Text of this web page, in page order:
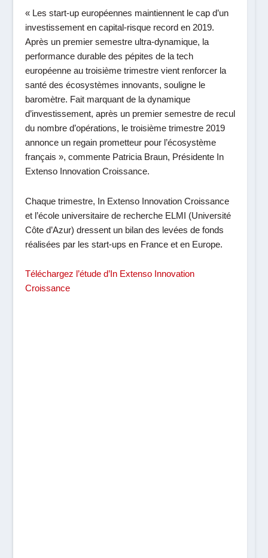
« Les start-up européennes maintiennent le cap d’un
investissement en capital-risque record en 2019.
Après un premier semestre ultra-dynamique, la
performance durable des pépites de la tech
européenne au troisième trimestre vient renforcer la
santé des écosystèmes innovants, souligne le
baromètre. Fait marquant de la dynamique
d’investissement, après un premier semestre de recul
du nombre d’opérations, le troisième trimestre 2019
annonce un regain prometteur pour l’écosystème
français », commente Patricia Braun, Présidente In
Extenso Innovation Croissance.
Chaque trimestre, In Extenso Innovation Croissance
et l’école universitaire de recherche ELMI (Université
Côte d’Azur) dressent un bilan des levées de fonds
réalisées par les start-ups en France et en Europe.
Téléchargez l’étude d’In Extenso Innovation
Croissance